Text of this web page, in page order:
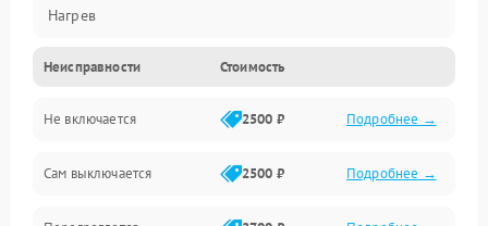
Нагрев
Неисправности Стоимость
Не включается 2500 ₽ Подробнее →
Сам выключается 2500 ₽ Подробнее →